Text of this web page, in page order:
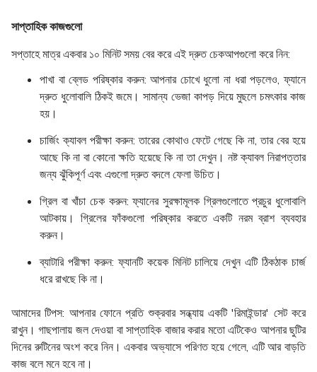
সাপ্তাহিক কাজগুলো
সপ্তাহে মাত্র একবার ১০ মিনিট সময় বের করে এই দ্রুত চেকআপগুলো করে নিন:
পাখা বা ব্লেড পরিষ্কার করুন: আপনার চোখে ধুলো না ধরা পড়লেও, ফ্যানে
দ্রুত ধুলোবালি ঠিকই জমে। সামান্য ভেজা কাপড় দিয়ে মুছলে চমৎকার কাজ
হয়।
চার্জিং ক্যাবল পরীক্ষা করুন: তারের কোথাও ফেটে গেছে কি না, তার বের হয়ে
আছে কি না বা কোনো ক্ষতি হয়েছে কি না তা দেখুন। নষ্ট ক্যাবল নিরাপত্তার
জন্য ঝুঁকিপূর্ণ এবং এগুলো দ্রুত বদলে ফেলা উচিত।
গ্রিল বা খাঁচা চেক করুন: ফ্যানের সুরক্ষামূলক গ্রিলগুলোতে প্রচুর ধুলোবালি
আটকায়। গ্রিলের ফাঁকগুলো পরিষ্কার করতে একটি নরম ব্রাশ ব্যবহার
করুন।
ব্যাটারি পরীক্ষা করুন: ফ্যানটি কয়েক মিনিট চালিয়ে দেখুন এটি ঠিকঠাক চার্জ
ধরে রাখছে কি না।
আমাদের টিপস: আপনার ফোনে প্রতি শুক্রবার সন্ধ্যায় একটি 'রিমাইন্ডার' সেট করে
রাখুন। গাছপালায় জল দেওয়া বা সাপ্তাহিক বাজার করার মতো এটিকেও আপনার ছুটির
দিনের রুটিনের অংশ করে নিন। একবার অভ্যাসে পরিণত হয়ে গেলে, এটি আর বাড়তি
কাজ বলে মনে হবে না।